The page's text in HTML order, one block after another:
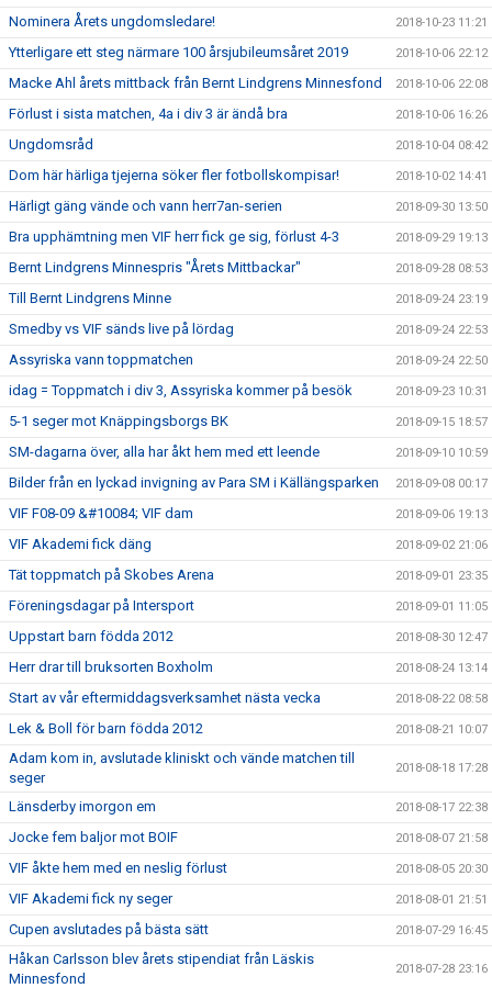
Nominera Årets ungdomsledare! 2018-10-23 11:21
Ytterligare ett steg närmare 100 årsjubileumsåret 2019 2018-10-06 22:12
Macke Ahl årets mittback från Bernt Lindgrens Minnesfond 2018-10-06 22:08
Förlust i sista matchen, 4a i div 3 är ändå bra 2018-10-06 16:26
Ungdomsråd 2018-10-04 08:42
Dom här härliga tjejerna söker fler fotbollskompisar! 2018-10-02 14:41
Härligt gäng vände och vann herr7an-serien 2018-09-30 13:50
Bra upphämtning men VIF herr fick ge sig, förlust 4-3 2018-09-29 19:13
Bernt Lindgrens Minnespris "Årets Mittbackar" 2018-09-28 08:53
Till Bernt Lindgrens Minne 2018-09-24 23:19
Smedby vs VIF sänds live på lördag 2018-09-24 22:53
Assyriska vann toppmatchen 2018-09-24 22:50
idag = Toppmatch i div 3, Assyriska kommer på besök 2018-09-23 10:31
5-1 seger mot Knäppingsborgs BK 2018-09-15 18:57
SM-dagarna över, alla har åkt hem med ett leende 2018-09-10 10:59
Bilder från en lyckad invigning av Para SM i Källängsparken 2018-09-08 00:17
VIF F08-09 &#10084; VIF dam 2018-09-06 19:13
VIF Akademi fick däng 2018-09-02 21:06
Tät toppmatch på Skobes Arena 2018-09-01 23:35
Föreningsdagar på Intersport 2018-09-01 11:05
Uppstart barn födda 2012 2018-08-30 12:47
Herr drar till bruksorten Boxholm 2018-08-24 13:14
Start av vår eftermiddagsverksamhet nästa vecka 2018-08-22 08:58
Lek & Boll för barn födda 2012 2018-08-21 10:07
Adam kom in, avslutade kliniskt och vände matchen till
seger
2018-08-18 17:28
Länsderby imorgon em 2018-08-17 22:38
Jocke fem baljor mot BOIF 2018-08-07 21:58
VIF åkte hem med en neslig förlust 2018-08-05 20:30
VIF Akademi fick ny seger 2018-08-01 21:51
Cupen avslutades på bästa sätt 2018-07-29 16:45
Håkan Carlsson blev årets stipendiat från Läskis
Minnesfond
2018-07-28 23:16